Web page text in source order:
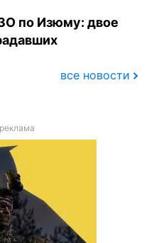
по Изюму: двое
все новости